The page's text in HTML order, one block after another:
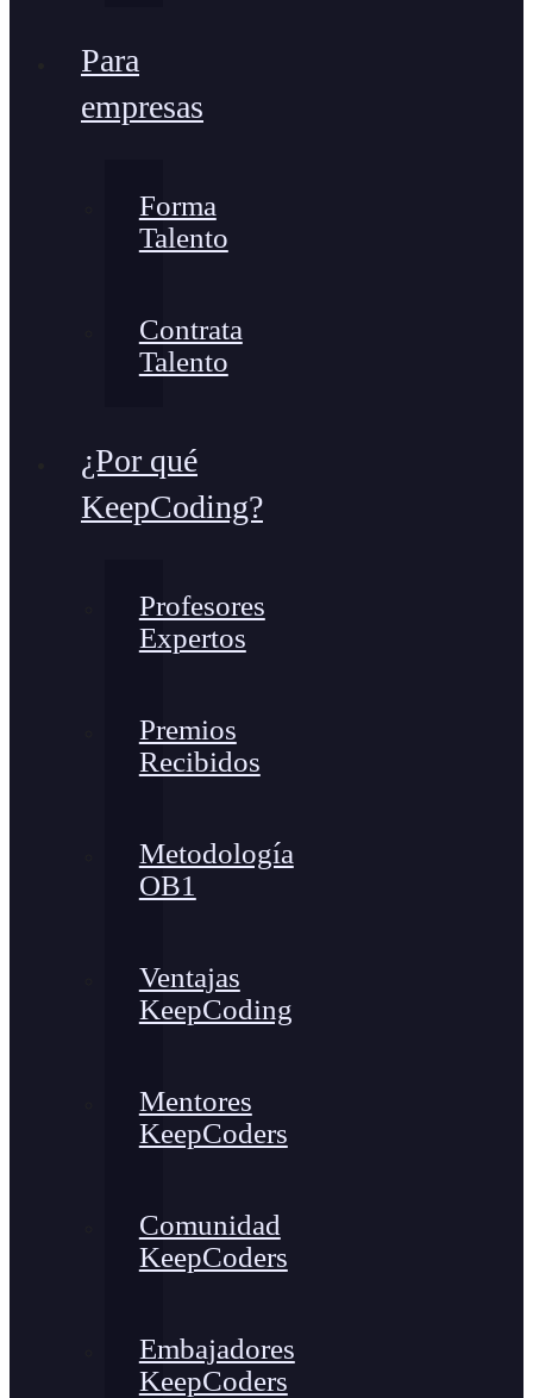
Para
empresas
Forma
Talento
Contrata
Talento
¿Por qué
KeepCoding?
Profesores
Expertos
Premios
Recibidos
Metodología
OB1
Ventajas
KeepCoding
Mentores
KeepCoders
Comunidad
KeepCoders
Embajadores
KeepCoders